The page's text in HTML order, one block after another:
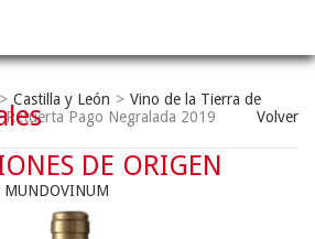
> Castilla y León > Vino de la Tierra de
Retuerta Pago Negralada 2019 Volver
DE ORIGEN